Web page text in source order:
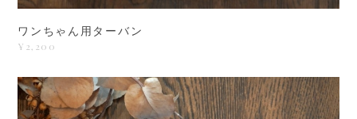
ワンちゃん用ターバン
¥2,200